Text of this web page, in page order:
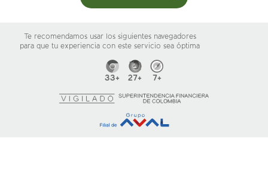
Te recomendamos usar los siguientes navegadores
para que tu experiencia con este servicio sea óptima
33+ 27+ 7+